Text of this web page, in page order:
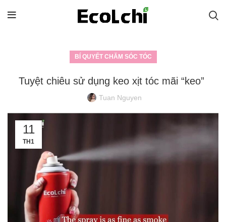
BÍ QUYẾT CHĂM SÓC TÓC
Tuyệt chiêu sử dụng keo xịt tóc mãi “keo”
Tuan Nguyen
11
TH1